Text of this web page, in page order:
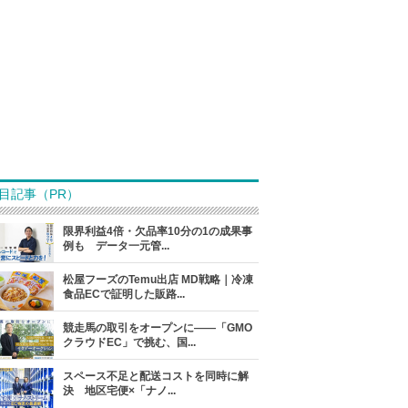
記事（PR）
限界利益4倍・欠品率10分の1の成果事
例も データ一元管...
松屋フーズのTemu出店 MD戦略｜冷凍
食品ECで証明した販路...
競走馬の取引をオープンに――「GMO
クラウドEC」で挑む、国...
スペース不足と配送コストを同時に解
決 地区宅便×「ナノ...